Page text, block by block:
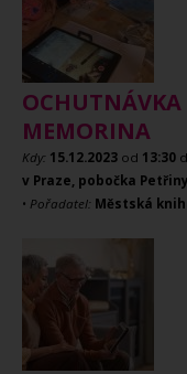
MEMORINA
Kdy: 15.12.2023 od 13:30
v Praze, pobočka
• Pořadatel: Městská